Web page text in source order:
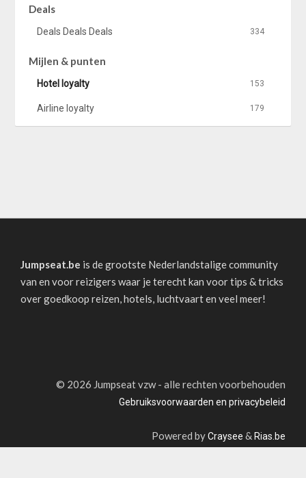
Deals
334
Deals Deals Deals
Mijlen & punten
153
Hotel loyalty
179
Airline loyalty
Jumpseat.be is de grootste Nederlandstalige community
van en voor reizigers waar je terecht kan voor tips & tricks
over goedkoop reizen, hotels, luchtvaart en veel meer!
© 2026 Jumpseat vzw - alle rechten voorbehouden
Gebruiksvoorwaarden en privacybeleid
Powered byCraysee & Rias.be